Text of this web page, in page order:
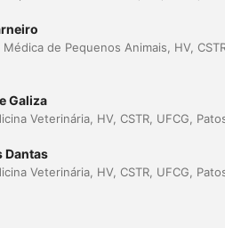
de Pequenos Animais, HV,
Galiza
Veterinária, HV, CSTR, UFCG,
Dantas
Veterinária, HV, CSTR, UFCG,